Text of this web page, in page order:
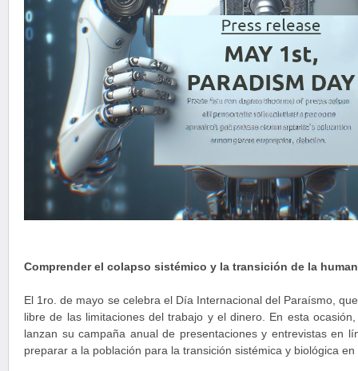
Comprender el colapso sistémico y la transición de la
El 1ro. de mayo se celebra el Día Internacional del Paraísmo,
libre de las limitaciones del trabajo y el dinero. En esta
lanzan su campaña anual de presentaciones y entrevistas en
preparar a la población para la transición sistémica y biológica en